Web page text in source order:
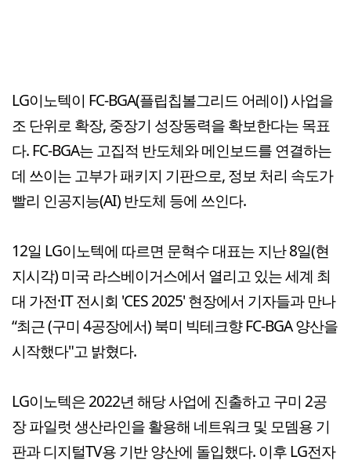
LG이노텍이 FC-BGA(플립칩볼그리드 어레이) 사업을
조 단위로 확장, 중장기 성장동력을 확보한다는 목표
다. FC-BGA는 고집적 반도체와 메인보드를 연결하는
데 쓰이는 고부가 패키지 기판으로, 정보 처리 속도가
빨리 인공지능(AI) 반도체 등에 쓰인다.
12일 LG이노텍에 따르면 문혁수 대표는 지난 8일(현
지시각) 미국 라스베이거스에서 열리고 있는 세계 최
대 가전·IT 전시회 'CES 2025' 현장에서 기자들과 만나
“최근 (구미 4공장에서) 북미 빅테크향 FC-BGA 양산을
시작했다"고 밝혔다.
LG이노텍은 2022년 해당 사업에 진출하고 구미 2공
장 파일럿 생산라인을 활용해 네트워크 및 모뎀용 기
판과 디지털TV용 기반 양산에 돌입했다. 이후 LG전자